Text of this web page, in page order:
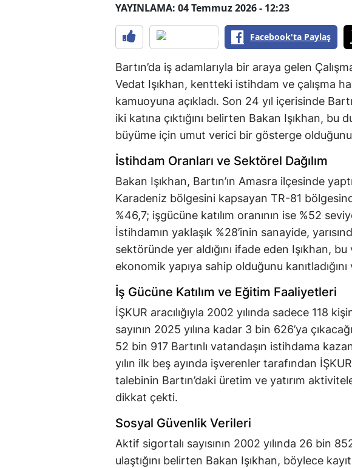
YAYINLAMA: 04 Temmuz 2026 - 12:23
Facebook'ta Paylaş
Bartın’da iş adamlarıyla bir araya gelen
Vedat Işıkhan, kentteki istihdam ve çalışma
kamuoyuna açıkladı. Son 24 yıl içerisinde
iki katına çıktığını belirten Bakan Işıkhan,
büyüme için umut verici bir gösterge
İstihdam Oranları ve Sektörel Dağılım
Bakan Işıkhan, Bartın’ın Amasra ilçesinde
Karadeniz bölgesini kapsayan TR-81
%46,7; işgücüne katılım oranının ise %52
İstihdamın yaklaşık %28’inin sanayide,
sektöründe yer aldığını ifade eden Işıkhan,
ekonomik yapıya sahip olduğunu kanıtladığını
İş Gücüne Katılım ve Eğitim Faaliyetleri
İŞKUR aracılığıyla 2002 yılında sadece 118
sayının 2025 yılına kadar 3 bin 626’ya
52 bin 917 Bartınlı vatandaşın istihdama
yılın ilk beş ayında işverenler tarafından
talebinin Bartın’daki üretim ve yatırım
dikkat çekti.
Sosyal Güvenlik Verileri
Aktif sigortalı sayısının 2002 yılında 26 bin
ulaştığını belirten Bakan Işıkhan, böylece